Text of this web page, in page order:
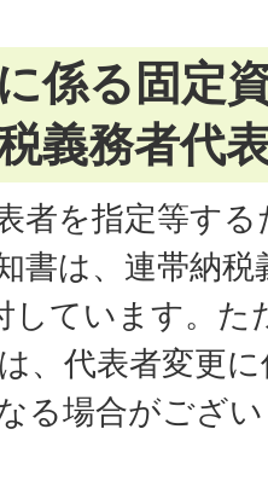
係る固定
義務者代
者を指定等す
書は、連帯納
しています。た
、代表者変更
る場合がござ